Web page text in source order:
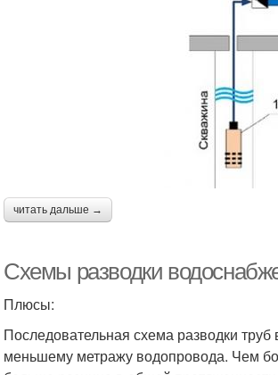
читать дальше →
Схемы разводки
Плюсы:
Последовательная схема разводки
меньшему метражу водопровода. Чем